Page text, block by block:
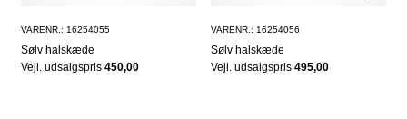
VARENR.: 16254055
Sølv halskæde
Vejl. udsalgspris 450,00
VARENR.: 16254056
Sølv halskæde
Vejl. udsalgspris495,00